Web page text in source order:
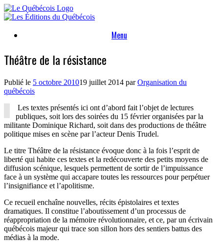
Skip
to
Menu
Théâtre de la résistance
Publié le 5 octobre 201019 juillet 2014 parOrganisation du
québécois
Les textes présentés ici ont d’abord fait l’objet de lectures
publiques, soit lors des soirées du 15 février organisées par la
militante Dominique Richard, soit dans des productions de théâtre
politique mises en scène par l’acteur Denis Trudel.
Le titre Théâtre de la résistance évoque donc à la fois l’esprit de
liberté qui habite ces textes et la redécouverte des petits moyens de
diffusion scénique, lesquels permettent de sortir de l’impuissance
face à un système qui accapare toutes les ressources pour perpétuer
l’insignifiance et l’apolitisme.
Ce recueil enchaîne nouvelles, récits épistolaires et textes
dramatiques. Il constitue l’aboutissement d’un processus de
réappropriation de la mémoire révolutionnaire, et ce, par un écrivain
québécois majeur qui trace son sillon hors des sentiers battus des
médias à la mode.